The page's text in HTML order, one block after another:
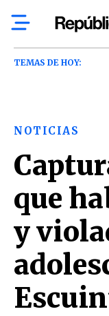
TEMAS DE HOY:
NOTICIAS
que
y